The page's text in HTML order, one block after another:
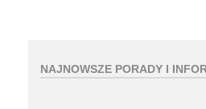
NAJNOWSZE PORADY I